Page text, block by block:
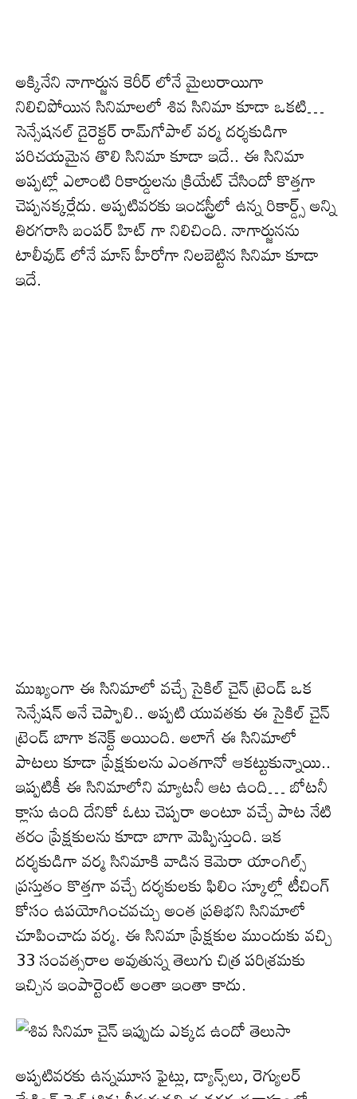
అక్కినేని నాగార్జున కెరీర్ లోనే మైలురాయిగా
నిలిచిపోయిన సినిమాలలో శివ సినిమా కూడా ఒకటి…
సెన్సేషనల్ డైరెక్టర్ రామ్‌గోపాల్ వర్మ దర్శకుడిగా
పరిచయమైన తొలి సినిమా కూడా ఇదే.. ఈ సినిమా
అప్పట్లో ఎలాంటి రికార్డులను క్రియేట్ చేసిందో కొత్తగా
చెప్పనక్కర్లేదు. అప్పటివరకు ఇండస్ట్రీలో ఉన్న రికార్డ్స్ అన్ని
తిరగరాసి బంపర్ హిట్ గా నిలిచింది. నాగార్జునను
టాలీవుడ్ లోనే మాస్ హీరోగా నిలబెట్టిన సినిమా కూడా
ఇదే.
ముఖ్యంగా ఈ సినిమాలో వచ్చే సైకిల్ చైన్ ట్రెండ్ ఒక
సెన్సేషన్ అనే చెప్పాలి.. అప్పటి యువతకు ఈ సైకిల్ చైన్
ట్రెండ్‌ బాగా కనెక్ట్ అయింది. అలాగే ఈ సినిమాలో
పాటలు కూడా ప్రేక్షకులను ఎంతగానో ఆకట్టుకున్నాయి..
ఇప్పటికీ ఈ సినిమాలోని మ్యాటనీ ఆట ఉంది… బోటనీ
క్లాసు ఉంది దేనికో ఓటు చెప్పరా అంటూ వ‌చ్చే పాట‌ నేటి
తరం ప్రేక్షకుల‌ను కూడా బాగా మెప్పిస్తుంది. ఇక
దర్శకుడిగా వర్మ సినిమాకి వాడిన కెమెరా యాంగిల్స్
ప్రస్తుతం కొత్తగా వచ్చే దర్శకులకు ఫిలిం స్కూల్లో టీచింగ్
కోసం ఉపయోగించవచ్చు అంత ప్రతిభని సినిమాలో
చూపించాడు వర్మ. ఈ సినిమా ప్రేక్షకుల‌ ముందుకు వ‌చ్చి
33 సంవత్సరాల అవుతున్న తెలుగు చిత్ర పరిశ్రమకు
ఇచ్చిన ఇంపార్టెంట్ అంతా ఇంతా కాదు.
అప్పటివరకు ఉన్నమూస ఫైట్లు, డ్యాన్స్‌లు, రెగ్యులర్